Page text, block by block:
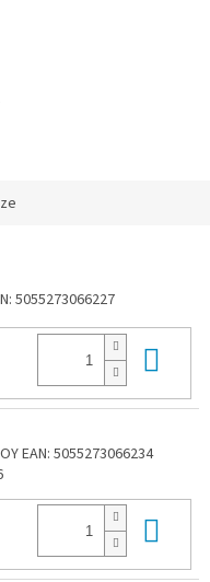
5055273066227
EAN: 5055273066234